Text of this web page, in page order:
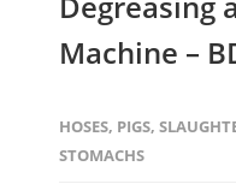
Machine –
HOSES, PIGS,
STOMACHS